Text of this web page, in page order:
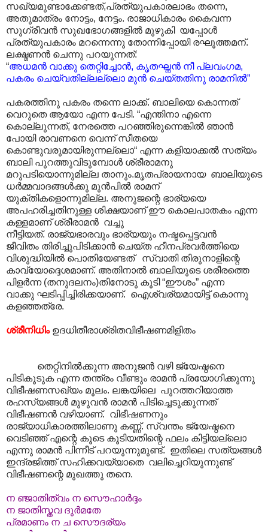
സഖ്യമുണ്ടാക്കേണ്ടത്,പ്രത്യുപകാരലാഭം തന്നെ,
അതുമാത്രം നോട്ടം, നേട്ടം. രാജാധികാരം കൈവന്ന
സുഗ്രീവൻ സുഖഭോഗങ്ങളിൽ മുഴുകി യപ്പോൾ
പ്രത്യുപകാരം മറന്നെന്നു തോന്നിപ്പോയി രഘൂത്തമന്.
ലക്ഷ്മണൻ ചെന്നു പറയുന്നത്:
“അധമൻ വാക്കു തെറ്റിച്ചോൻ, കൃതഘ്നൻ നീ പ്ലവംഗമ,
പകരം ചെയ്‌വതില്ലല്ലൊ മുൻ ചെയ്തതിനു രാമനിൽ”
പകരത്തിനു പകരം തന്നെ ലാക്ക്. ബാലിയെ കൊന്നത്
വെറുതെ ആയോ എന്ന പേടി. “എന്തിനാ എന്നെ
കൊല്ലുന്നത്, നേരത്തെ പറഞ്ഞിരുന്നെങ്കിൽ ഞാൻ
പോയി രാവണനെ വെന്ന് സീതയെ
കൊണ്ടുവരുമായിരുന്നല്ലൊ“ എന്ന കളിയാക്കൽ സത്യം
ബാലി പുറത്തുവിടുമ്പോൾ ശ്രീരാമനു
മറുപടിയൊന്നുമില്ല താനും.മൃതപ്രായനായ ബാലിയുടെ
ധർമ്മവാദങ്ങൾക്കു മുൻപിൽ രാമന്
യുക്തികളൊന്നുമില്ല. അനുജന്റെ ഭാര്യയെ
അപഹരിച്ചതിനുള്ള ശിക്ഷയാണ് ഈ കൊലപാതകം എന്ന
കള്ളമാണ് ശ്രീരാമൻ വച്ചു
നീട്ടിയത്. രാജ്യഭാരവും ഭാര്യയും നഷ്ടപ്പെട്ടവൻ
ജീവിതം തിരിച്ചുപിടിക്കാൻ ചെയ്ത ഹീനപ്രവർത്തിയെ
വിശുദ്ധിയിൽ പൊതിയേണ്ടത് സ്വാതി തിരുനാളിന്റെ
കാവ്യോദ്ദെശമാണ്. അതിനാൽ ബാലിയുടെ ശരീരത്തെ
പിളർന്ന (തനുദലനം)തിനോടു കൂടി “ഈശം” എന്ന
വാക്കു ഘടിപ്പിച്ചിരിക്കയാണ്. ഐശ്വര്യമായിട്ട് കൊന്നു
കളഞ്ഞത്രേ.
ശ്രീനിധിംഉദധിതീരാശ്രിതവിഭീഷണമിളിതം
തെറ്റിനിൽക്കുന്ന അനുജൻ വഴി ജ്യേഷ്ഠനെ
പിടികൂടുക എന്ന തന്ത്രം വീണ്ടും രാമൻ പ്രയോഗിക്കുന്നു
വിഭീഷണസഖ്യം മൂലം. ലങ്കയിലെ പുറത്തറിയാത്ത
രഹസ്യങ്ങൾ മുഴുവൻ രാമൻ പിടിച്ചെടുക്കുന്നത്
വിഭീഷണൻ വഴിയാണ്. വിഭീഷണനും
രാജ്യാധികാരത്തിലാണു കണ്ണ്. സ്വന്തം ജ്യേഷ്ഠനെ
വെടിഞ്ഞ് എന്റെ കൂടെ കൂടിയതിന്റെ ഫലം കിട്ടിയല്ലൊ
എന്നു രാമൻ പിന്നീട് പറയുന്നുമുണ്ട്. ഇതിലെ സത്യങ്ങൾ
ഇന്ദ്രജിത്ത് സഹിക്കവയ്യാതെ വലിച്ചെറിയുന്നുണ്ട്
വിഭീഷണന്റെ മുഖത്തു തനെ.
ന ഞ്ജാതിത്വം ന സൌഹാർദ്ദം
ന ജാതിസ്തവ ദുർമതേ
പ്രമാണം ന ച സൌദര്യം